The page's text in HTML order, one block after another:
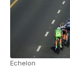
Echelon